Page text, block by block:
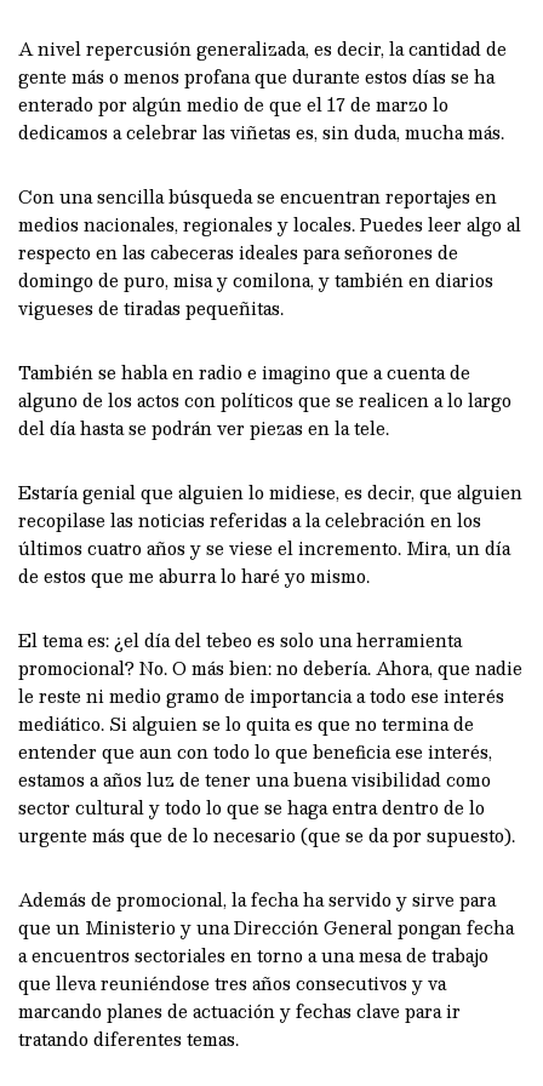
A nivel repercusión generalizada, es decir, la cantidad de
gente más o menos profana que durante estos días se ha
enterado por algún medio de que el 17 de marzo lo
dedicamos a celebrar las viñetas es, sin duda, mucha más.
Con una sencilla búsqueda se encuentran reportajes en
medios nacionales, regionales y locales. Puedes leer algo al
respecto en las cabeceras ideales para señorones de
domingo de puro, misa y comilona, y también en diarios
vigueses de tiradas pequeñitas.
También se habla en radio e imagino que a cuenta de
alguno de los actos con políticos que se realicen a lo largo
del día hasta se podrán ver piezas en la tele.
Estaría genial que alguien lo midiese, es decir, que alguien
recopilase las noticias referidas a la celebración en los
últimos cuatro años y se viese el incremento. Mira, un día
de estos que me aburra lo haré yo mismo.
El tema es: ¿el día del tebeo es solo una herramienta
promocional? No. O más bien: no debería. Ahora, que nadie
le reste ni medio gramo de importancia a todo ese interés
mediático. Si alguien se lo quita es que no termina de
entender que aun con todo lo que beneficia ese interés,
estamos a años luz de tener una buena visibilidad como
sector cultural y todo lo que se haga entra dentro de lo
urgente más que de lo necesario (que se da por supuesto).
Además de promocional, la fecha ha servido y sirve para
que un Ministerio y una Dirección General pongan fecha
a encuentros sectoriales en torno a una mesa de trabajo
que lleva reuniéndose tres años consecutivos y va
marcando planes de actuación y fechas clave para ir
tratando diferentes temas.